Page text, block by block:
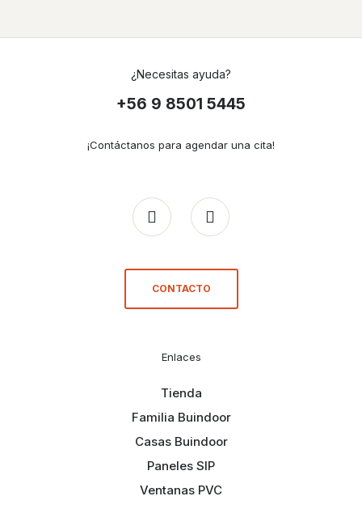
¿Necesitas ayuda?
+56 9 8501 5445
¡Contáctanos para agendar una cita!
CONTACTO
Enlaces
Tienda
Familia Buindoor
Casas Buindoor
Paneles SIP
Ventanas PVC